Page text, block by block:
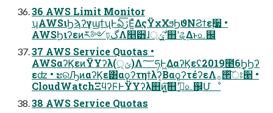
36 AWS Limit Monitor
ʮAWSιϦϡʔγϣϯʯͰఏڙ͞Ε͍ͯΔςΫχΧϧϦϑΝϨϯε࣮૷ •
AWSϦιʔεͷར༻ঢ়گΛ௥੻ɺ্ݶʹ͍͖͍ۙ͠஋ʹୡ͢Δͱ௨஌
37 AWS Service Quotas •
AWSαʔϏεͷΫΥʔλ(੍ݶ)Λ؅ཧͰ͖ΔαʔϏεʢ2019೥6݄ϦϦʔ
εʣ • ະରԠͷαʔϏε͸αϙʔτηϯλʔ͔ΒαϙʔτέʔεΛ࡞੒ͯ͠ਃ੥ •
CloudWatchΞϥʔϜͰΫΥʔλ஋ͷ͖͍͠஋ʹج͍ͮͨ௨஌͕Մೳ
38 AWS Service Quotas